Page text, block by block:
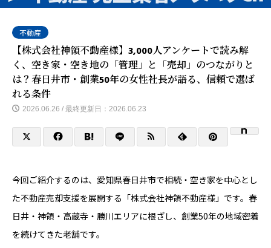
不動産
【株式会社神領不動産様】3,000人アンケートで読み解
く、空き家・空き地の「管理」と「売却」のつながりと
は？春日井市・創業50年の女性社長が語る、信頼で選ば
れる条件
2026.06.26 / 最終更新日：2026.06.23
今回ご紹介するのは、愛知県春日井市で相続・空き家を中心とし
た不動産売却支援を展開する「株式会社神領不動産様」です。春
日井・神領・高蔵寺・勝川エリアに根ざし、創業50年の地域密着
を続けてきた老舗です。